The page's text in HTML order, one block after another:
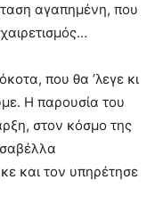
αγαπημένη, που
που θα ’λεγε κι
Η παρουσία του
στον κόσμο της
και τον υπηρέτησε